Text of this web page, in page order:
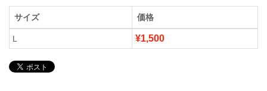
サイズ 価格
L ¥1,500